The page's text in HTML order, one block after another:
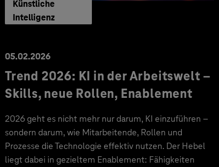
Künstliche
Intelligenz
05.02.2026
Trend 2026: KI in der Arbeitswelt –
Skills, neue Rollen, Enablement
2026 geht es nicht mehr nur darum, KI einzuführen –
sondern darum, wie Mitarbeitende, Rollen und
Prozesse die Technologie effektiv nutzen. Der Hebel
liegt dabei in gezieltem Enablement: Fähigkeiten